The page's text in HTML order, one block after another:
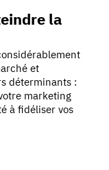
la
et
déterminants :
marketing
à fidéliser vos